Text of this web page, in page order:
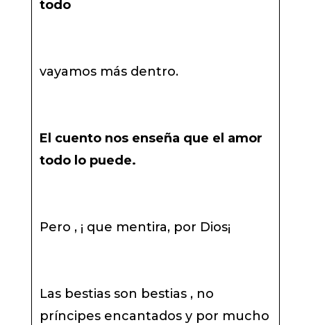
todo
vayamos más dentro.
El cuento nos enseña que el amor
todo lo puede.
Pero , ¡ que mentira, por Dios¡
Las bestias son bestias , no
príncipes encantados y por mucho